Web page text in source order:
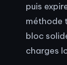
puis
méthode
bloc
charges